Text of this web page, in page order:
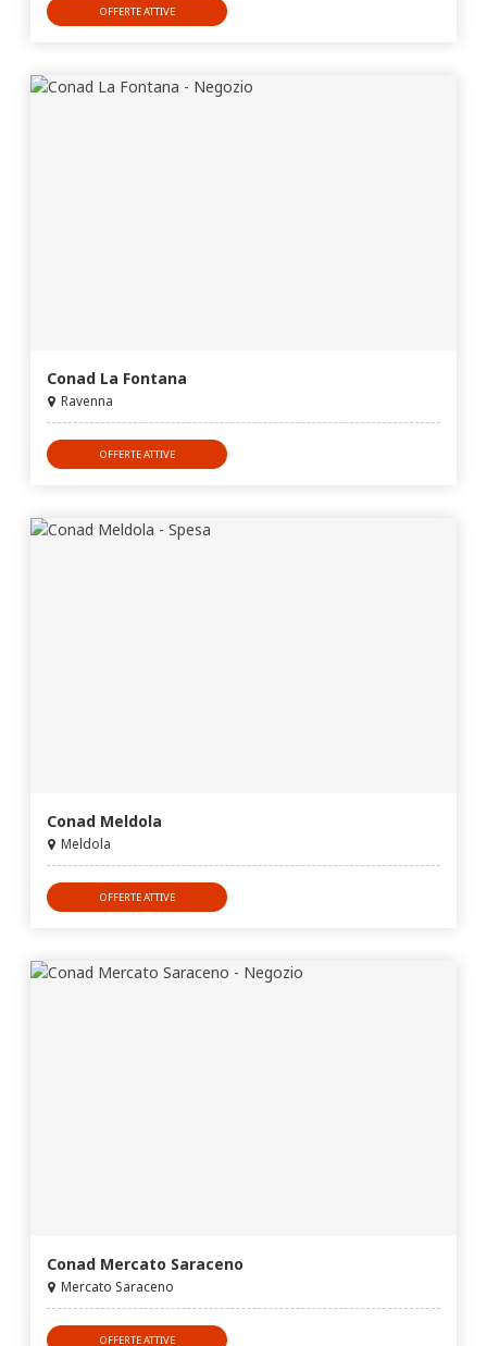
OFFERTE ATTIVE
Conad La Fontana
Ravenna
OFFERTE ATTIVE
Conad Meldola
Meldola
OFFERTE ATTIVE
Conad Mercato Saraceno
Mercato Saraceno
OFFERTE ATTIVE